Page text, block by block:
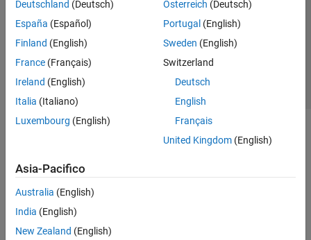
Deutschland (Deutsch)
España (Español)
Finland (English)
France (Français)
Ireland (English)
Italia (Italiano)
Luxembourg (English)
Österreich (Deutsch)
Portugal (English)
Sweden (English)
Switzerland
Deutsch
English
Français
United Kingdom(English)
Asia-Pacifico
Australia (English)
India (English)
New Zealand (English)
Antipirateria
Stato dell'applicazione
Contatti
© 1994-2026 The MathWorks, Inc.